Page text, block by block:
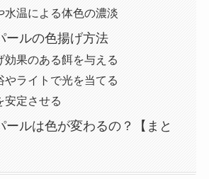
水温による体色の濃淡
ールの色揚げ方法
効果のある餌を与える
やライトで光を当てる
安定させる
ールは色が変わるの？【まと